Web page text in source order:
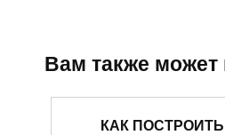
Вам также может
КАК